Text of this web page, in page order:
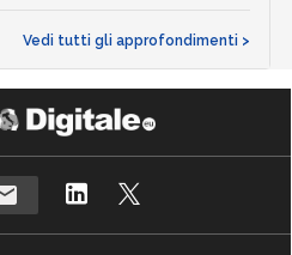
Vedi tutti gli approfondimenti >